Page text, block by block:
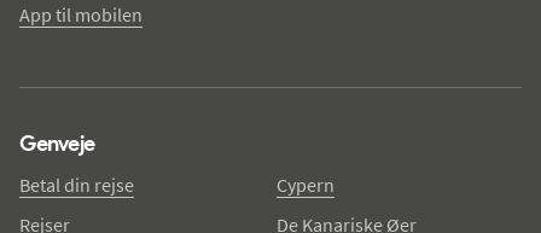
App til mobilen
Genveje
Betal din rejse
Rejser
Cypern
De Kanariske Øer